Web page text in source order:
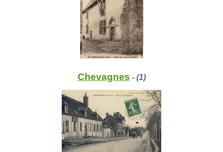
Chevagnes - (1)